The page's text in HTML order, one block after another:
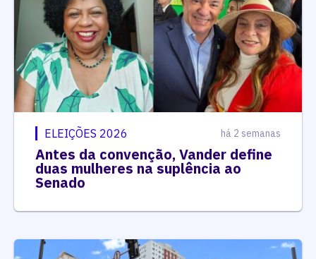
ELEIÇÕES 2026 há 2 semanas
Antes da convenção, Vander define
duas mulheres na suplência ao
Senado